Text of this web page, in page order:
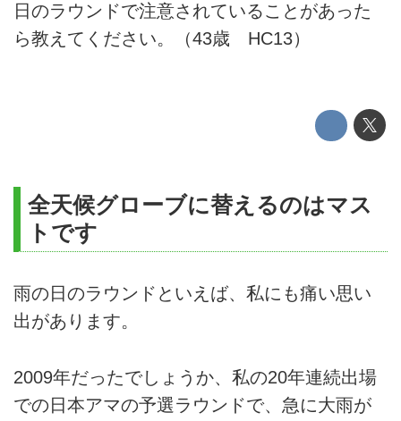
日のラウンドで注意されていることがあった
ら教えてください。（43歳 HC13）
全天候グローブに替えるのはマス
トです
雨の日のラウンドといえば、私にも痛い思い
出があります。
2009年だったでしょうか、私の20年連続出場
での日本アマの予選ラウンドで、急に大雨が